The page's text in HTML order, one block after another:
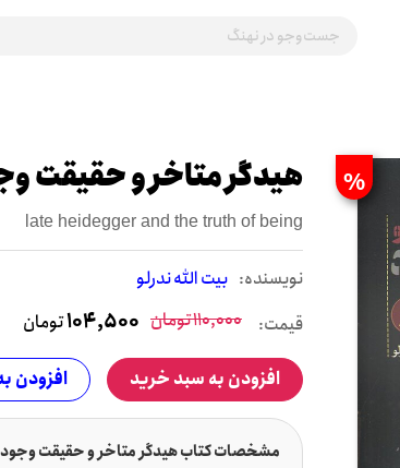
% هیدگر متاخر و حقیقت
late heidegger and the truth of being
نويسنده: بیت الله ندرلو
قیمت: 110,000تومان 104,500تومان
افزودن به سبد خرید افزودن
مشخصات کتاب هیدگر متاخر و حقیقت وجود